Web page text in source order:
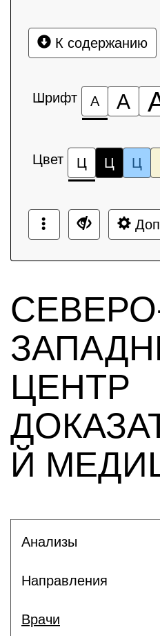
К содержанию
Шрифт А А
Цвет Ц Ц Ц
ЦЕНТР
Й
Анализы
Направления
Врачи